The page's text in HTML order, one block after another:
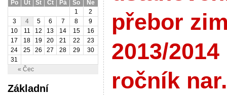
Po
Út St Čt Pá So Ne
« Čec
1
2
3
4 5 6 7 8
9
10
11 12 13 14 15
16
17
18 19 20 21 22
23
24
25 26 27 28 29
30
31
Základní
přebor
2013/2014
ročník nar.